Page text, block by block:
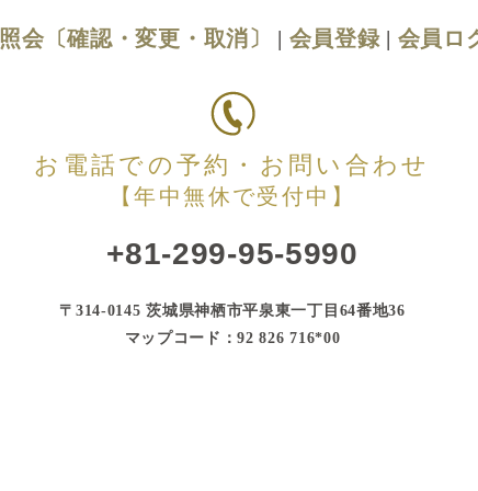
会〔確認・変更・取消〕 | 会員登録| 会員ロ
お電話での予約・お問い合わせ
【年中無休で受付中】
+81-299-95-5990
〒314-0145 茨城県神栖市平泉東一丁目64番地36
マップコード：92 826 716*00